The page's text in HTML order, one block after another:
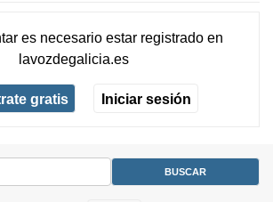
es necesario estar registradoen
lavozdegalicia.es
gratis Iniciar sesión